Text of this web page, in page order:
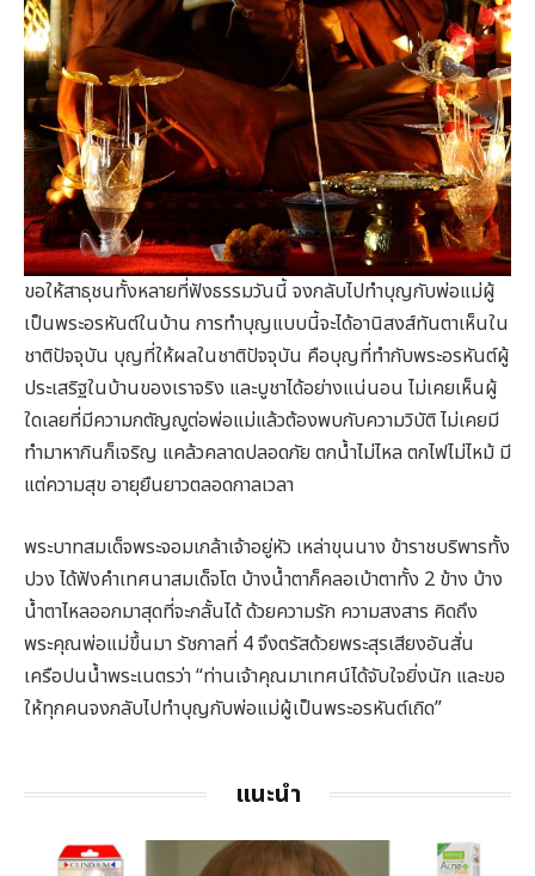
ขอให้สาธุชนทั้งหลายที่ฟังธรรมวันนี้ จงกลับไปทำบุญกับพ่อแม่ผู้
เป็นพระอรหันต์ในบ้าน การทำบุญแบบนี้จะได้อานิสงส์ทันตาเห็นใน
ชาติปัจจุบัน บุญที่ให้ผลในชาติปัจจุบัน คือบุญที่ทำกับพระอรหันต์ผู้
ประเสริฐในบ้านของเราจริง และบูชาได้อย่างแน่นอน ไม่เคยเห็นผู้
ใดเลยที่มีความกตัญญูต่อพ่อแม่แล้วต้องพบกับความวิบัติ ไม่เคยมี
ทำมาหากินก็เจริญ แคล้วคลาดปลอดภัย ตกน้ำไม่ไหล ตกไฟไม่ไหม้ มี
แต่ความสุข อายุยืนยาวตลอดกาลเวลา
พระบาทสมเด็จพระจอมเกล้าเจ้าอยู่หัว เหล่าขุนนาง ข้าราชบริพารทั้ง
ปวง ได้ฟังคำเทศนาสมเด็จโต บ้างน้ำตาก็คลอเบ้าตาทั้ง 2 ข้าง บ้าง
น้ำตาไหลออกมาสุดที่จะกลั้นได้ ด้วยความรัก ความสงสาร คิดถึง
พระคุณพ่อแม่ขึ้นมา รัชกาลที่ 4 จึงตรัสด้วยพระสุรเสียงอันสั่น
เครือปนน้ำพระเนตรว่า “ท่านเจ้าคุณมาเทศน์ได้จับใจยิ่งนัก และขอ
ให้ทุกคนจงกลับไปทำบุญกับพ่อแม่ผู้เป็นพระอรหันต์เถิด”
แนะนำ